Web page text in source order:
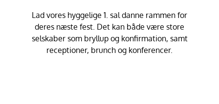
Lad vores hyggelige 1. sal danne rammen for
deres næste fest. Det kan både være store
selskaber som bryllup og konfirmation, samt
receptioner, brunch og konferencer.